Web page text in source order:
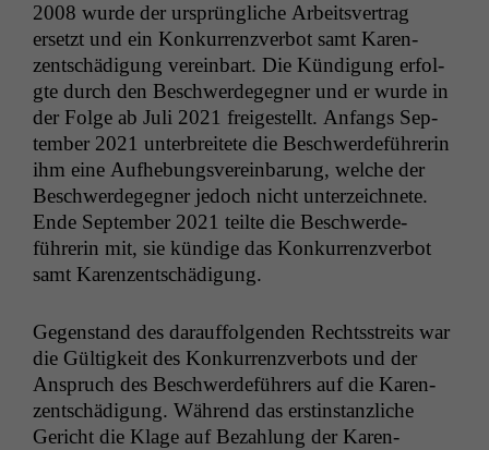
2008 wurde der ursprüngliche Arbeitsver­trag
erset­zt und ein Konkur­ren­zver­bot samt Karen­
zentschädi­gung vere­in­bart. Die Kündi­gung erfol­
gte durch den Beschw­erdegeg­n­er und er wurde in
der Folge ab Juli 2021 freigestellt. Anfangs Sep­
tem­ber 2021 unter­bre­it­ete die Beschw­erde­führerin
ihm eine Aufhe­bungsvere­in­barung, welche der
Beschw­erdegeg­n­er jedoch nicht unterze­ich­nete.
Ende Sep­tem­ber 2021 teilte die Beschw­erde­
führerin mit, sie kündi­ge das Konkur­ren­zver­bot
samt Karenzentschädigung.
Gegen­stand des darauf­fol­gen­den Rechtsstre­its war
die Gültigkeit des Konkur­ren­zver­bots und der
Anspruch des Beschw­erde­führers auf die Karen­
zentschädi­gung. Während das erstin­stan­zliche
Gericht die Klage auf Bezahlung der Karen­